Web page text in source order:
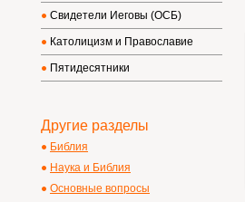
Свидетели Иеговы (ОСБ)
Католицизм и Православие
Пятидесятники
Другие разделы
Библия
Наука и Библия
Основные вопросы